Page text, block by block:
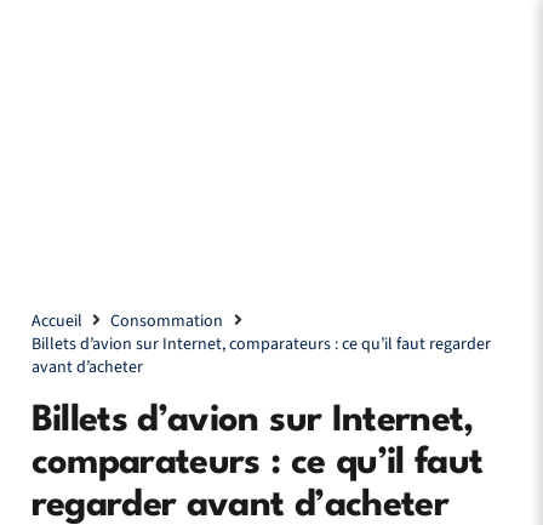
Accueil
Consommation
Billets d’avion sur Internet, comparateurs : ce qu’il faut regarder
avant d’acheter
Billets d’avion sur Internet,
comparateurs : ce qu’il faut
regarder avant d’acheter